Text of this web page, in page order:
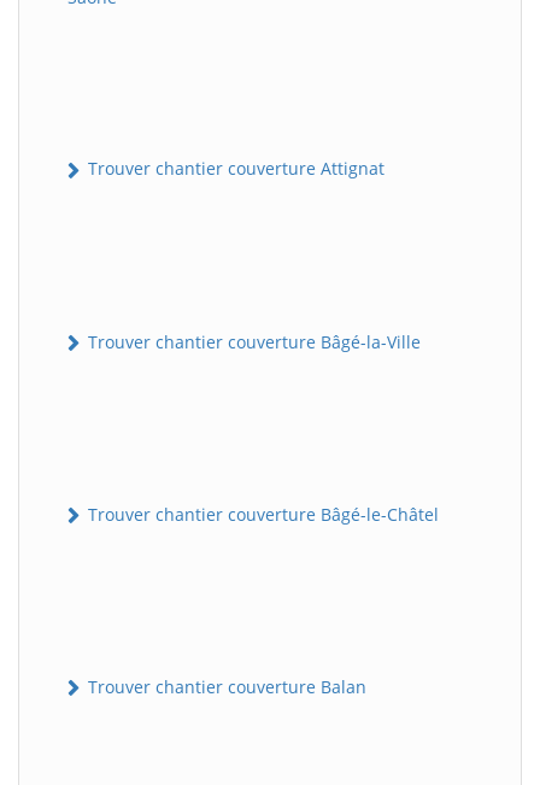
Trouver chantier couverture Attignat
Trouver chantier couverture Bâgé-la-Ville
Trouver chantier couverture Bâgé-le-Châtel
Trouver chantier couverture Balan